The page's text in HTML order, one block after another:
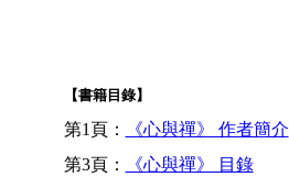
【書籍目錄】
第1頁：
《心與禪》 作者簡介
第3頁：
《心與禪》 目錄